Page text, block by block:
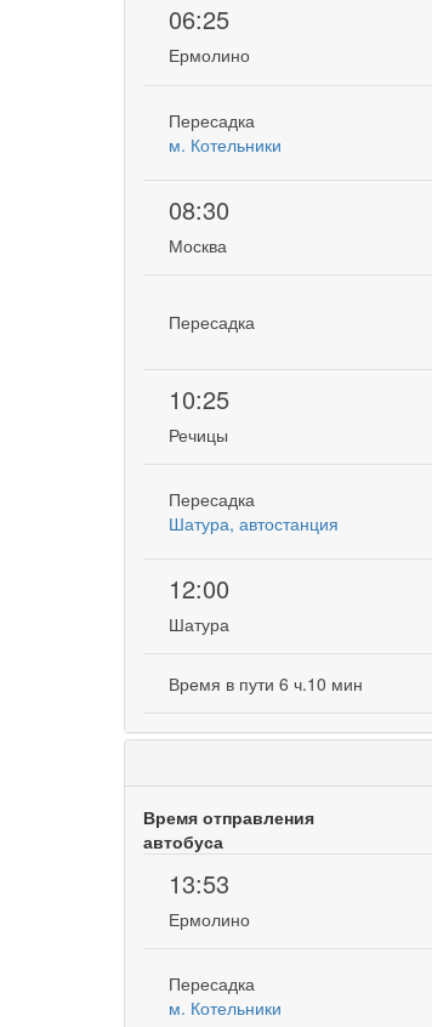
06:25
Ермолино
Пересадка
м. Котельники
08:30
Москва
Пересадка
10:25
Речицы
Пересадка
Шатура, автостанция
12:00
Шатура
Время в пути 6 ч.10 мин
Время отправления
автобуса
13:53
Ермолино
Пересадка
м. Котельники